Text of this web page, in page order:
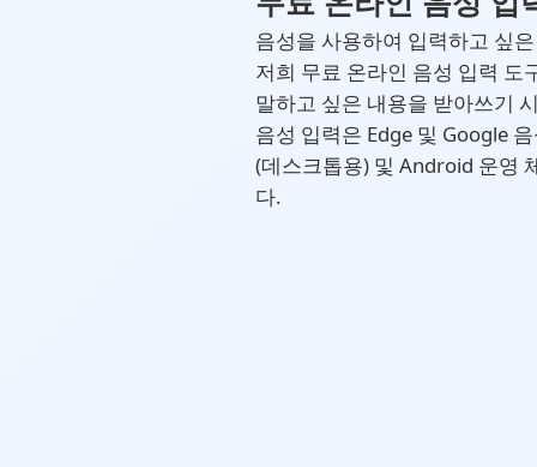
음성을 사용하여 입력하고 싶
저희 무료 온라인 음성 입력 도
말하고 싶은 내용을 받아쓰기
음성 입력은 Edge 및 Google
(데스크톱용) 및 Android 운영
다.